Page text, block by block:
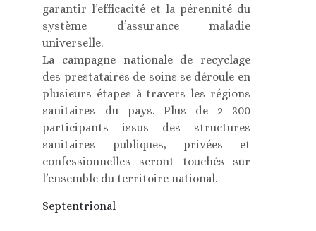
garantir l’efficacité et la pérennité du
système d’assurance maladie
universelle.
La campagne nationale de recyclage
des prestataires de soins se déroule en
plusieurs étapes à travers les régions
sanitaires du pays. Plus de 2 300
participants issus des structures
sanitaires publiques, privées et
confessionnelles seront touchés sur
l’ensemble du territoire national.
Septentrional